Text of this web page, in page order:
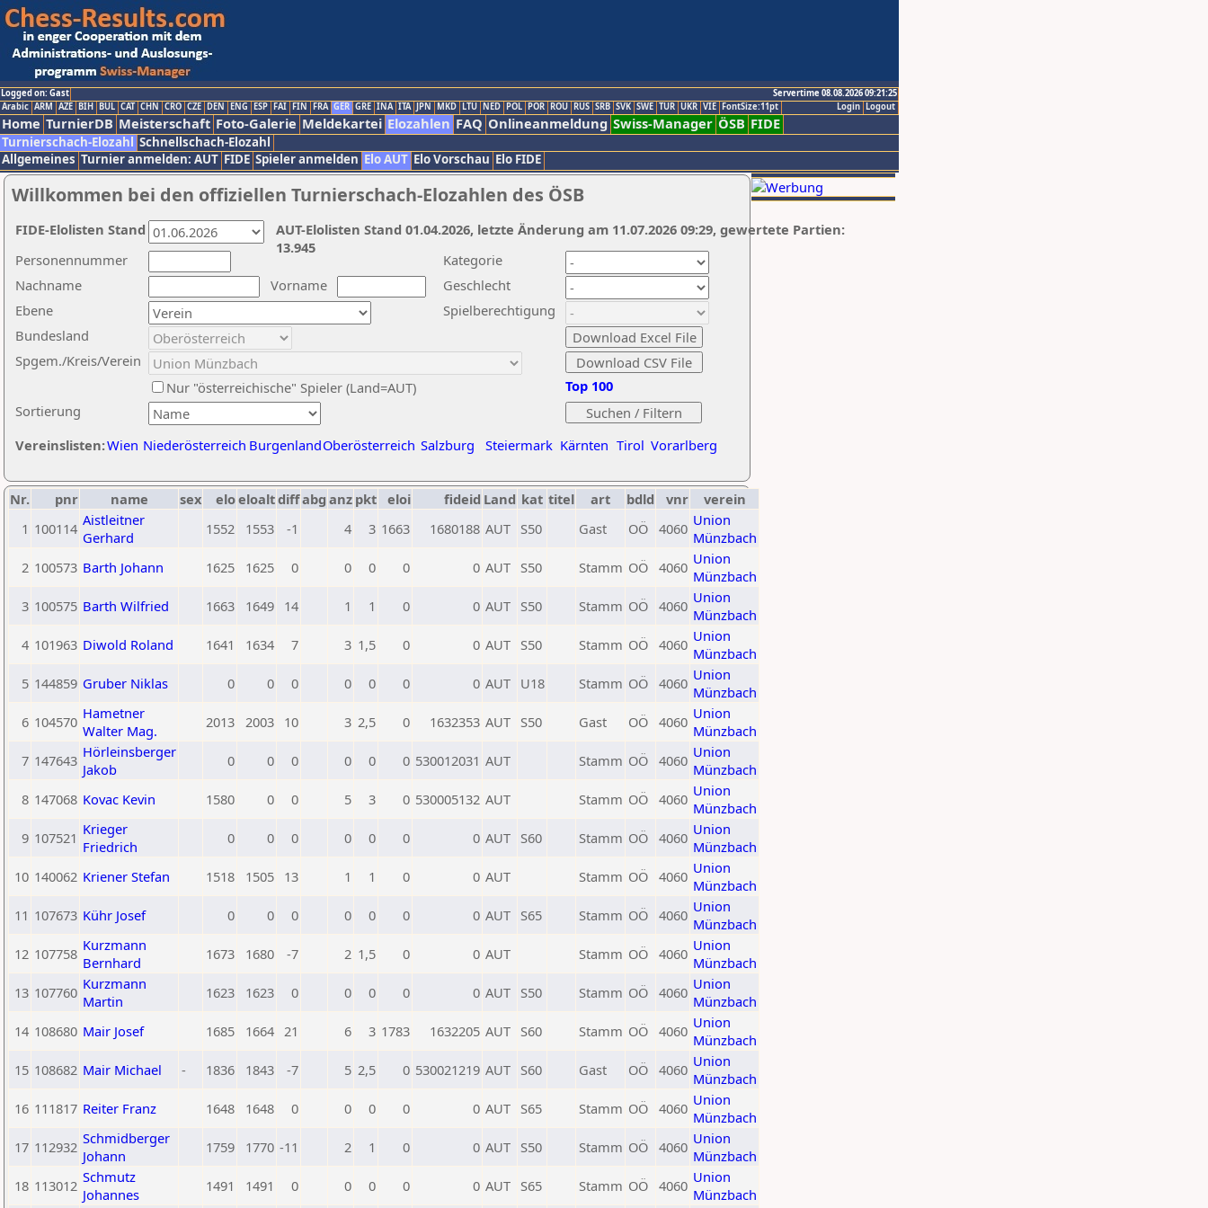
Logged on: Gast
Servertime 08.08.2026 09:21:25
Logout
Login
Arabic ARM AZE BIH BUL CAT CHN CRO CZE DEN ENG ESP FAI FIN FRA GER GRE INA ITA JPN MKD LTU NED POL POR ROU RUS SRB SVK SWE TUR UKR VIE FontSize:11pt
Home TurnierDB Meisterschaft Foto-Galerie Meldekartei Elozahlen FAQ Onlineanmeldung Swiss-Manager ÖSB FIDE
Turnierschach-Elozahl Schnellschach-Elozahl
Allgemeines Turnier anmelden: AUT FIDE Spieler anmelden Elo AUT Elo Vorschau Elo FIDE
Willkommen bei den offiziellen Turnierschach-Elozahlen des ÖSB
Nachname
Vorname
Ebene
Kategorie
Sortierung
Personennummer
Bundesland
Spgem./Kreis/Verein
Geschlecht
Nur "österreichische" Spieler (Land=AUT)
Spielberechtigung
Vereinslisten:Wien Niederösterreich BurgenlandOberösterreich Salzburg Steiermark Kärnten Tirol Vorarlberg
Top 100
AUT-Elolisten Stand 01.04.2026, letzte Änderung am 11.07.2026 09:29, gewertete Partien:
13.945
FIDE-Elolisten Stand
Nr. pnr name sex eloeloaltdiffabg anz pkt eloi fideid Land kat titel art bdld vnr
verein
1 100114 Aistleitner
Gerhard
1552 1553 -1 4 3 1663 1680188 AUT S50 Gast OÖ 4060 Union
Münzbach
2 100573 Barth Johann 1625 1625 0 0 0 0 0 AUT S50 Stamm OÖ 4060 Union
Münzbach
3 100575 Barth Wilfried 1663 1649 14 1 1 0 0 AUT S50 Stamm OÖ 4060 Union
Münzbach
4 101963 Diwold Roland 1641 1634 7 3 1,5 0 0 AUT S50 Stamm OÖ 4060 Union
Münzbach
5 144859 Gruber Niklas 0 0 0 0 0 0 0 AUT U18 Stamm OÖ 4060 Union
Münzbach
6 104570 Hametner
Walter Mag.
2013 2003 10 3 2,5 0 1632353 AUT S50 Gast OÖ 4060 Union
Münzbach
7 147643 Hörleinsberger
Jakob
0 0 0 0 0 0 530012031 AUT Stamm OÖ 4060 Union
Münzbach
8 147068 Kovac Kevin 1580 0 0 5 3 0 530005132 AUT Stamm OÖ 4060 Union
Münzbach
9 107521 Krieger
Friedrich
0 0 0 0 0 0 0 AUT S60 Stamm OÖ 4060 Union
Münzbach
10 140062 Kriener Stefan 1518 1505 13 1 1 0 0 AUT Stamm OÖ 4060 Union
Münzbach
11 107673 Kühr Josef 0 0 0 0 0 0 0 AUT S65 Stamm OÖ 4060 Union
Münzbach
12 107758 Kurzmann
Bernhard
1673 1680 -7 2 1,5 0 0 AUT Stamm OÖ 4060 Union
Münzbach
13 107760 Kurzmann
Martin
1623 1623 0 0 0 0 0 AUT S50 Stamm OÖ 4060 Union
Münzbach
14 108680 Mair Josef 1685 1664 21 6 3 1783 1632205 AUT S60 Stamm OÖ 4060 Union
Münzbach
15 108682 Mair Michael - 1836 1843 -7 5 2,5 0 530021219 AUT S60 Gast OÖ 4060 Union
Münzbach
16 111817 Reiter Franz 1648 1648 0 0 0 0 0 AUT S65 Stamm OÖ 4060 Union
Münzbach
17 112932 Schmidberger
Johann
1759 1770 -11 2 1 0 0 AUT S50 Stamm OÖ 4060 Union
Münzbach
18 113012 Schmutz
Johannes
1491 1491 0 0 0 0 0 AUT S65 Stamm OÖ 4060 Union
Münzbach